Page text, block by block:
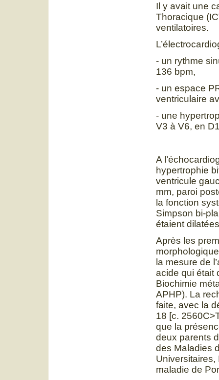
Il y avait une
Thoracique
ventilatoires.
- un rythme
136 bpm,
- un espace
ventriculaire
- une
V3 à V6, en
A
hypertrophie
ventricule
mm, paroi
la fonction
Simpson bi-
étaient
Après les
la mesure de
acide qui était
Biochimie
APHP). La
faite, avec la
18 [c.
que la
deux parents
des Maladies
Universitaires,
maladie de